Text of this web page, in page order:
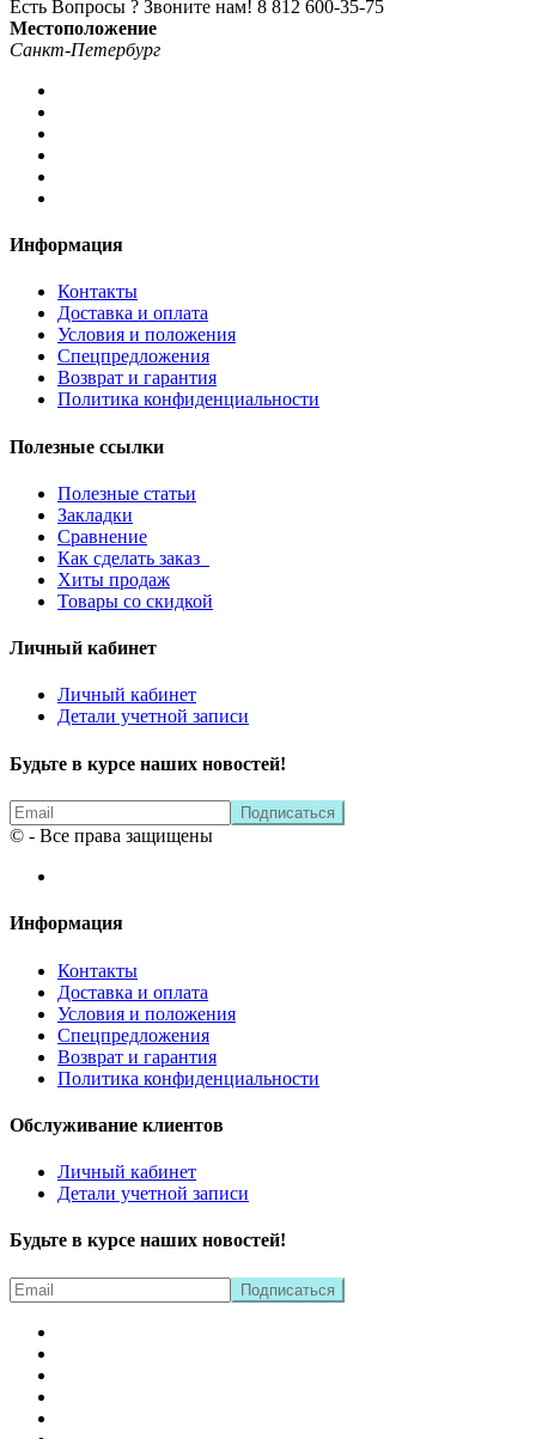
Есть Вопросы ? Звоните нам! 8 812 600-35-75
Местоположение
Санкт-Петербург
Информация
Контакты
Доставка и оплата
Условия и положения
Спецпредложения
Возврат и гарантия
Политика конфиденциальности
Полезные ссылки
Полезные статьи
Закладки
Сравнение
Как сделать заказ
Хиты продаж
Товары со скидкой
Личный кабинет
Личный кабинет
Детали учетной записи
Будьте в курсе наших новостей!
© - Все права защищены
Информация
Контакты
Доставка и оплата
Условия и положения
Спецпредложения
Возврат и гарантия
Политика конфиденциальности
Обслуживание клиентов
Личный кабинет
Детали учетной записи
Будьте в курсе наших новостей!